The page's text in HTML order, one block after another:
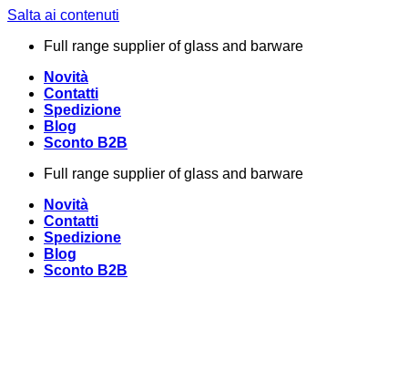
Salta ai contenuti
Full range supplier of glass and barware
Novità
Contatti
Spedizione
Blog
Sconto B2B
Full range supplier of glass and barware
Novità
Contatti
Spedizione
Blog
Sconto B2B